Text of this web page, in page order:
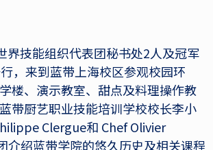
界技能组织代表团秘书处2人及冠军
，来到蓝带上海校区参观校园环
楼、演示教室、甜点及料理操作教
带厨艺职业技能培训学校校长李小
Clergue和 Chef Olivier
介绍蓝带学院的悠久历史及相关课程